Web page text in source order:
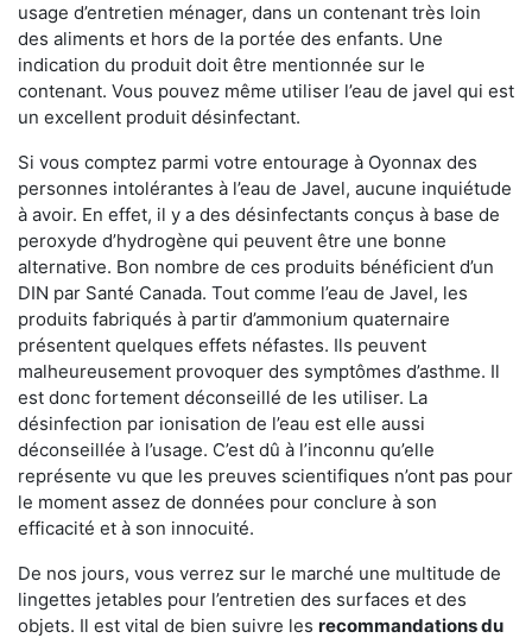
usage d’entretien ménager, dans un contenant très loin
des aliments et hors de la portée des enfants. Une
indication du produit doit être mentionnée sur le
contenant. Vous pouvez même utiliser l’eau de javel qui est
un excellent produit désinfectant.
Si vous comptez parmi votre entourage à Oyonnax des
personnes intolérantes à l’eau de Javel, aucune inquiétude
à avoir. En effet, il y a des désinfectants conçus à base de
peroxyde d’hydrogène qui peuvent être une bonne
alternative. Bon nombre de ces produits bénéficient d’un
DIN par Santé Canada. Tout comme l’eau de Javel, les
produits fabriqués à partir d’ammonium quaternaire
présentent quelques effets néfastes. Ils peuvent
malheureusement provoquer des symptômes d’asthme. Il
est donc fortement déconseillé de les utiliser. La
désinfection par ionisation de l’eau est elle aussi
déconseillée à l’usage. C’est dû à l’inconnu qu’elle
représente vu que les preuves scientifiques n’ont pas pour
le moment assez de données pour conclure à son
efficacité et à son innocuité.
De nos jours, vous verrez sur le marché une multitude de
lingettes jetables pour l’entretien des surfaces et des
objets. Il est vital de bien suivre les recommandations du